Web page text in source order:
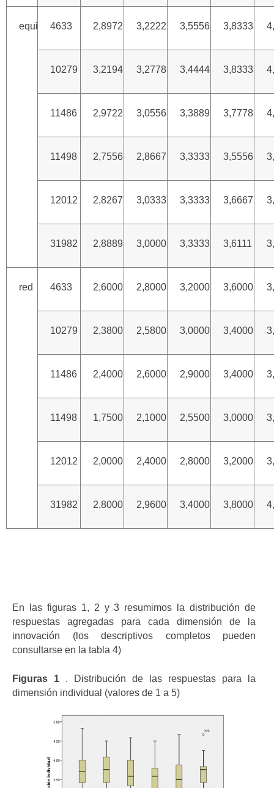
equi 4633 2,8972 3,2222 3,5556 3,8333
10279 3,2194 3,2778 3,4444 3,8333
11486 2,9722 3,0556 3,3889 3,7778
11498 2,7556 2,8667 3,3333 3,5556
12012 2,8267 3,0333 3,3333 3,6667
31982 2,8889 3,0000 3,3333 3,6111
red 4633 2,6000 2,8000 3,2000 3,6000
10279 2,3800 2,5800 3,0000 3,4000
11486 2,4000 2,6000 2,9000 3,4000
11498 1,7500 2,1000 2,5500 3,0000
12012 2,0000 2,4000 2,8000 3,2000
31982 2,8000 2,9600 3,4000 3,8000
En las figuras 1, 2 y 3 resumimos la distribución de
respuestas agregadas para cada dimensión de la
innovación (los descriptivos completos pueden
consultarse en la tabla 4)
Figuras 1 . Distribución de las respuestas para la
dimensión individual (valores de 1 a 5)